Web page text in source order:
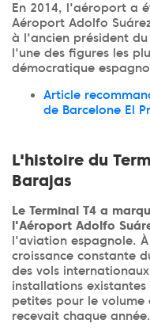
En 2014, l'aéroport a
Aéroport Adolfo
à l'ancien président
l'une des figures les
démocratique
Article
de Barcelone El
L'histoire du
Barajas
Le Terminal T4 a
l'Aéroport Adolfo
l'aviation espagnole.
croissance constante
des vols
installations
petites pour le
recevait chaque année.